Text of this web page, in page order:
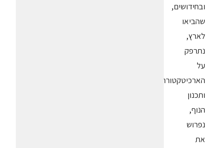
ובחידושים,
שהביאו
לארץ,
נתרפק
על
הארכיטקטורה
ותכנון
הנוף,
נפרוש
את